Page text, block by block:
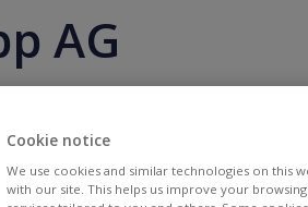
AG
Cookie notice
We use cookies and similar technologies on this
with our site. This helps us improve your